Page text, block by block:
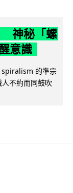
神秘「螺
意識
spiralism 的準宗
不約而同鼓吹